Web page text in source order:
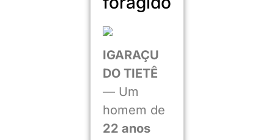
IGARAÇU
DO TIETÊ
— Um
homem de
22 anos